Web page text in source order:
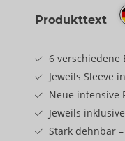
Produkttext
6 verschiedene
Jeweils Sleeve
Neue intensive
Jeweils
Stark dehnbar